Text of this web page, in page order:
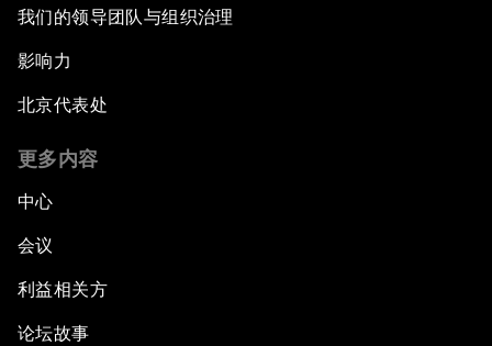
我们的领导团队与组织治理
影响力
北京代表处
更多内容
中心
会议
利益相关方
论坛故事